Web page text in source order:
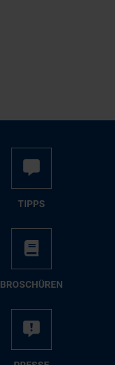
TIPPS
BRO­SCHÜ­REN